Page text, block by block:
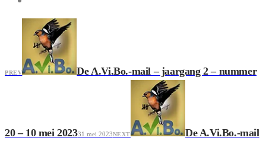
PREV De A.Vi.Bo.-mail – jaargang 2 – nummer
20 – 10 mei 202331 mei 2023NEXT
De A.Vi.Bo.-mail